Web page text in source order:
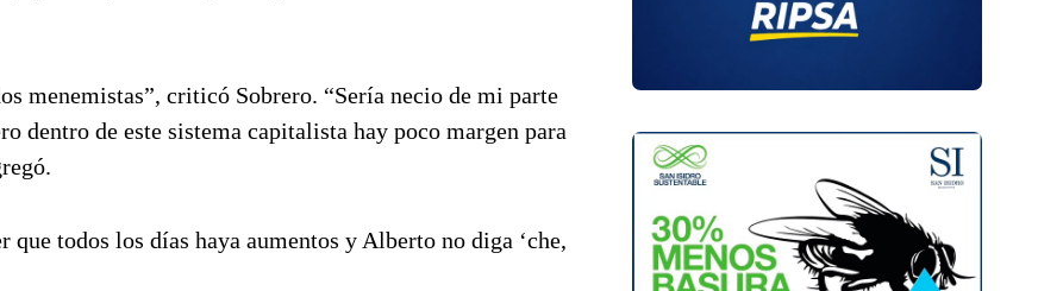
menemistas”, criticó Sobrero. “Sería necio de mi parte
dentro de este sistema capitalista hay poco margen para
que todos los días haya aumentos y Alberto no diga ‘che,